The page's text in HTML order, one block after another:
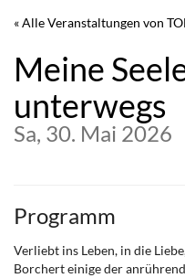
Zum
springen
« Alle Veranstaltungen von
Meine
unterwegs
Sa, 30. Mai 2026
Programm
Verliebt ins Leben, in die
Borchert einige der